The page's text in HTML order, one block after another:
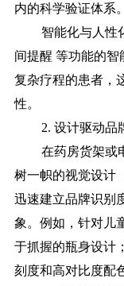
内的科学验证体系。
智能化与人性
间提醒 等功能的
复杂疗程的患者，
性。
2. 设计驱动品
在药房货架或
树一帜的视觉设计
迅速建立品牌识别
象。例如，针对儿
于抓握的瓶身设计
刻度和高对比度配